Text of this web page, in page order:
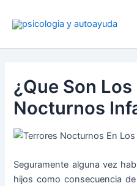
¿Que Son
Nocturnos
Seguramente alguna vez
hijos como consecuencia